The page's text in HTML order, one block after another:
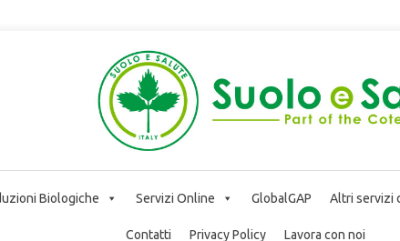
Biologiche Servizi Online GlobalGAP Altri servizi
Contatti Privacy Policy Lavora con noi